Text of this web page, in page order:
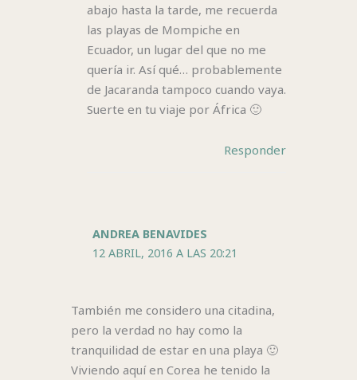
abajo hasta la tarde, me recuerda
las playas de Mompiche en
Ecuador, un lugar del que no me
quería ir. Así qué… probablemente
de Jacaranda tampoco cuando vaya.
Suerte en tu viaje por África 🙂
Responder
ANDREA BENAVIDES
12 ABRIL, 2016 A LAS 20:21
También me considero una citadina,
pero la verdad no hay como la
tranquilidad de estar en una playa 🙂
Viviendo aquí en Corea he tenido la